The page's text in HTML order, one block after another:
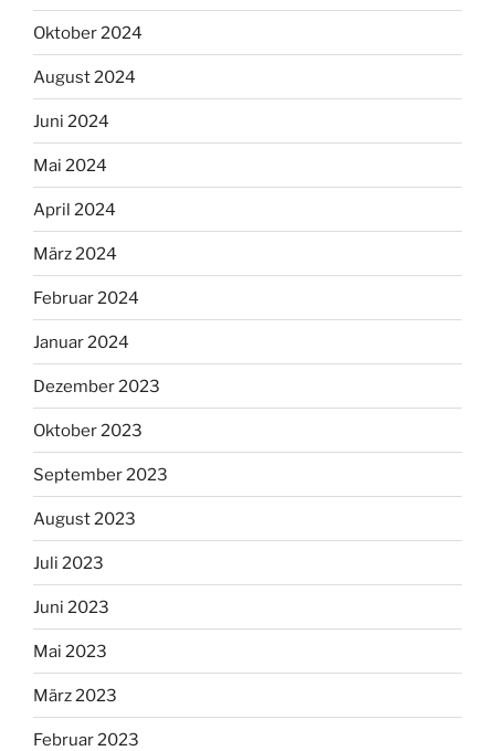
Oktober 2024
August 2024
Juni 2024
Mai 2024
April 2024
März 2024
Februar 2024
Januar 2024
Dezember 2023
Oktober 2023
September 2023
August 2023
Juli 2023
Juni 2023
Mai 2023
März 2023
Februar 2023